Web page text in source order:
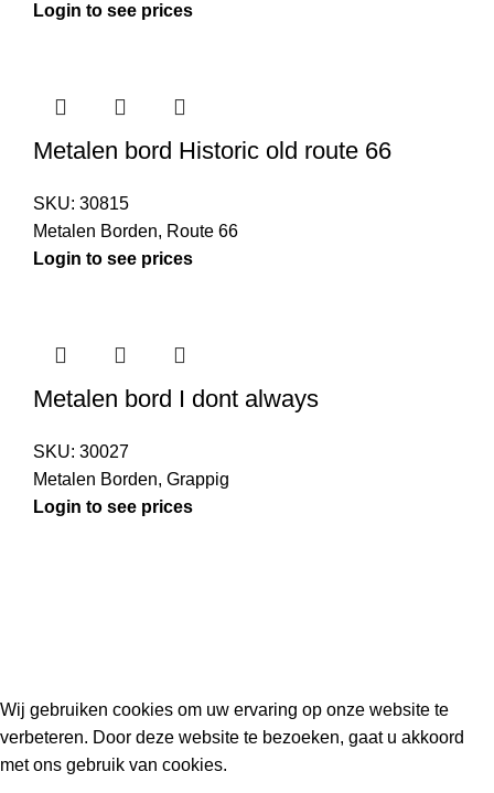
Login to see prices
Metalen bord Historic old route 66
SKU: 30815
Metalen Borden, Route 66
Login to see prices
Metalen bord I dont always
SKU: 30027
Metalen Borden, Grappig
Login to see prices
Wij gebruiken cookies om uw ervaring op onze website te
verbeteren. Door deze website te bezoeken, gaat u akkoord
met ons gebruik van cookies.